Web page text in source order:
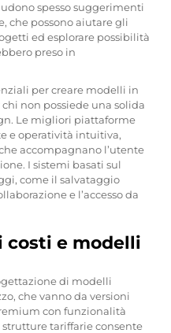
spesso suggerimenti
che possono aiutare gli
ed esplorare possibilità
preso in
per creare modelli in
non possiede una solida
Le migliori piattaforme
e operatività intuitiva,
accompagnano l’utente
I sistemi basati sul
come il salvataggio
e l’accesso da
costi e modelli
di modelli
che vanno da versioni
con funzionalità
tariffarie consente